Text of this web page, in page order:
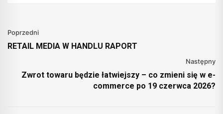
Poprzedni
RETAIL MEDIA W HANDLU RAPORT
Następny
Zwrot towaru będzie łatwiejszy – co zmieni się w e-
commerce po 19 czerwca 2026?